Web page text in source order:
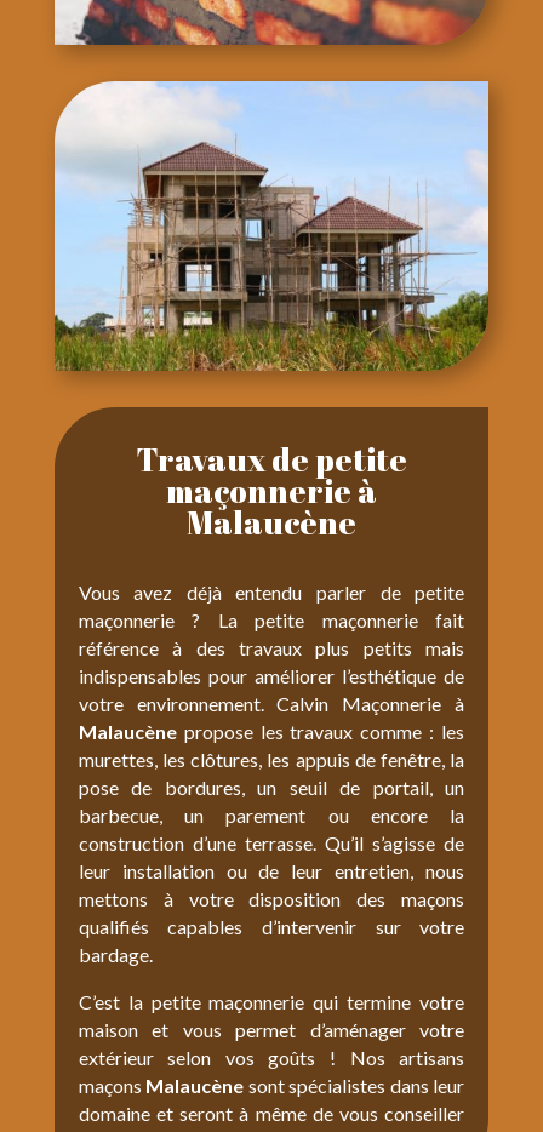
Travaux de petite
maçonnerie à
Malaucène
Vous avez déjà entendu parler de petite
maçonnerie ? La petite maçonnerie fait
référence à des travaux plus petits mais
indispensables pour améliorer l’esthétique de
votre environnement. Calvin Maçonnerie à
Malaucènepropose les travaux comme : les
murettes, les clôtures, les appuis de fenêtre, la
pose de bordures, un seuil de portail, un
barbecue, un parement ou encore la
construction d’une terrasse. Qu’il s’agisse de
leur installation ou de leur entretien, nous
mettons à votre disposition des maçons
qualifiés capables d’intervenir sur votre
bardage.
C’est la petite maçonnerie qui termine votre
maison et vous permet d’aménager votre
extérieur selon vos goûts ! Nos artisans
maçons Malaucène sont spécialistes dans leur
domaine et seront à même de vous conseiller